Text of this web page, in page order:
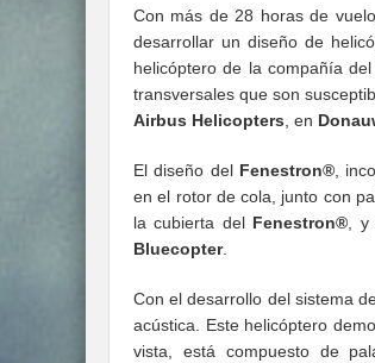
Con más de 28 horas de
desarrollar un diseño de
helicóptero de la compañía
transversales que son
Airbus Helicopters, en
El diseño del Fenestron®,
en el rotor de cola, junto con
la cubierta del Fenestron®, y
Bluecopter.
Con el desarrollo del sistema
acústica. Este helicóptero
vista, está compuesto de